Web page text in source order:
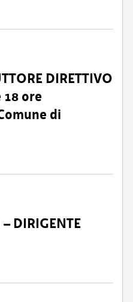
DIRETTIVO
ore
di
DIRIGENTE